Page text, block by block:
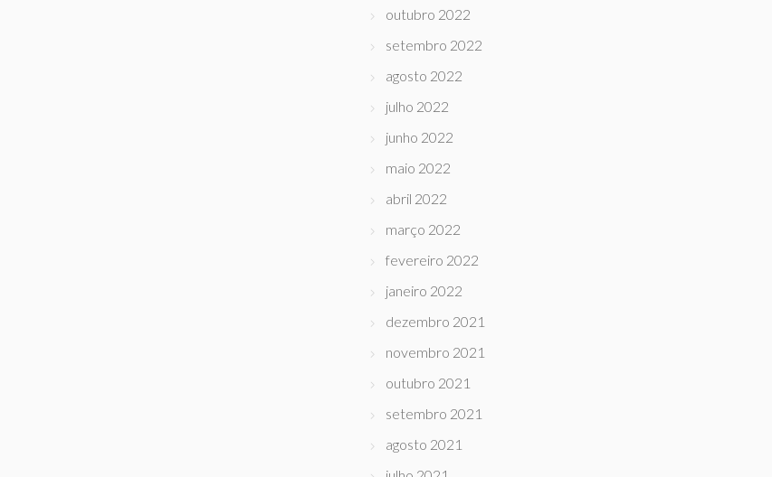
outubro 2022
setembro 2022
agosto 2022
julho 2022
junho 2022
maio 2022
abril 2022
março 2022
fevereiro 2022
janeiro 2022
dezembro 2021
novembro 2021
outubro 2021
setembro 2021
agosto 2021